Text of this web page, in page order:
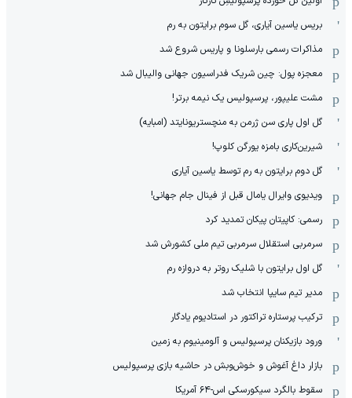
بریس یاسین آیاری، گل سوم برایتون به رم
مذاکرات رسمی بارسلونا و پاریس شروع شد
معجزه پول: چین شریک فدراسیون جهانی والیبال شد
مشت علیپور، پرسپولیس یک نیمه برتر!
گل اول پاری سن ژرمن به منچستریونایتد (امبایه)
شیرین‌کاری بامزه یورگن کلوپ!
گل دوم برایتون به رم توسط یاسین آیاری
ویدیوی وایرال یامال قبل از فینال جام جهانی!
رسمی: کاپیتان پیکان تمدید کرد
سرمربی استقلال سرمربی تیم ملی کشورش شد
گل اول برایتون با شلیک روتر به دروازه رم
مدیر تیم سایپا انتخاب شد
ترکیب پرستاره تراکتور در استادیوم یادگار
ورود بازیکنان پرسپولیس و آلومینیوم به زمین
بازار داغ آغوش و خوش‌و‌بش در حاشیه بازی پرسپولیس
سقوط بالگرد سیکورسکی اس-۶۴ آمریکا